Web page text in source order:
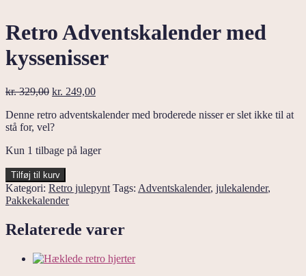
Retro Adventskalender med
kyssenisser
kr.329,00 Den
pris
var:
kr. 249,00Den
pris
Denne retro adventskalender med broderede nisser er slet ikke til at
stå for, vel?
Kun 1 tilbage på lager
Retro
Adventskalender
med
antal
Tilføj til kurv
Kategori: Retro julepynt Tags: Adventskalender, julekalender,
Pakkekalender
Relaterede varer